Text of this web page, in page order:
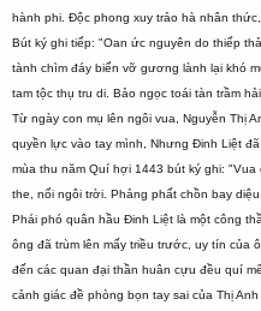
hành phi. Độc phong xuy trảo hà nhân
Bút ký ghi tiếp: "Oan ức nguyên do thiếp
tành chìm đáy biển vỡ gương lành lại khó
tam tộc thụ tru di. Bảo ngọc toái tàn trầm
Từ ngày con mụ lên ngôi vua, Nguyễn Thị
quyền lực vào tay mình, Nhưng Đinh Liệt
mùa thu năm Quí hợi 1443 bút ký ghi:
the, nối ngôi trời. Phảng phất chồn bay
Phái phó quân hầu Đinh Liệt là một công
ông đã trùm lên mấy triều trước, uy tín của
đến các quan đại thần huân cựu đều quí
cảnh giác đề phòng bọn tay sai của Thị